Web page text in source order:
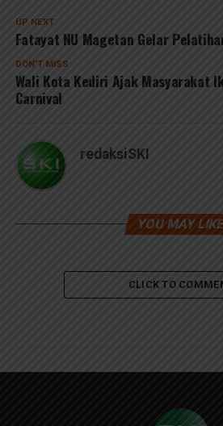
UP NEXT
Fatayat NU Magetan Gelar
DON'T MISS
Wali Kota Kediri Ajak Masyarakat
Carnival
redaksiSKI
YOU MAY
CLICK TO